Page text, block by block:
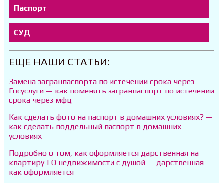
Паспорт
СУД
ЕЩЕ НАШИ СТАТЬИ:
Замена загранпаспорта по истечении срока через
Госуслуги — как поменять загранпаспорт по истечении
срока через мфц
Как сделать фото на паспорт в домашних условиях? —
как сделать поддельный паспорт в домашних
условиях
Подробно о том, как оформляется дарственная на
квартиру | О недвижимости с душой — дарственная
как оформляется